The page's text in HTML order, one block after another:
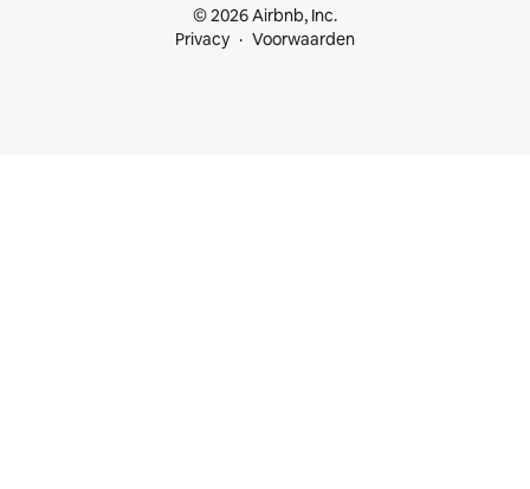
© 2026 Airbnb, Inc.
Privacy
Voorwaarden